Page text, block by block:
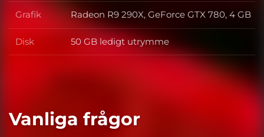
Grafik Grafik
Radeon R9 290X, GeForce GTX 780, 4 GB
Disk Disk
50 GB ledigt utrymme
Vanliga frågor